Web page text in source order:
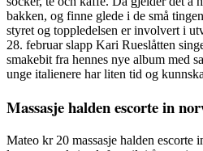
bakken, og finne glede i de små
styret og toppledelsen er involvert i
28. februar slapp Kari Rueslåtten
smakebit fra hennes nye album med
unge italienere har liten tid og
Massasje halden escorte in
Mateo kr 20 massasje halden